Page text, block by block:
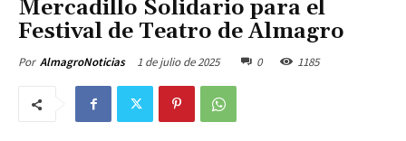
Mercadillo Solidario para el
Festival de Teatro de Almagro
Por AlmagroNoticias 1 de julio de 2025 0 1185